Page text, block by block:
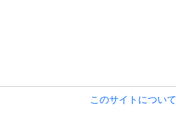
このサイトについて